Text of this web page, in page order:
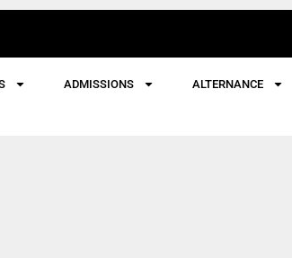
ADMISSIONS ALTERNANCE